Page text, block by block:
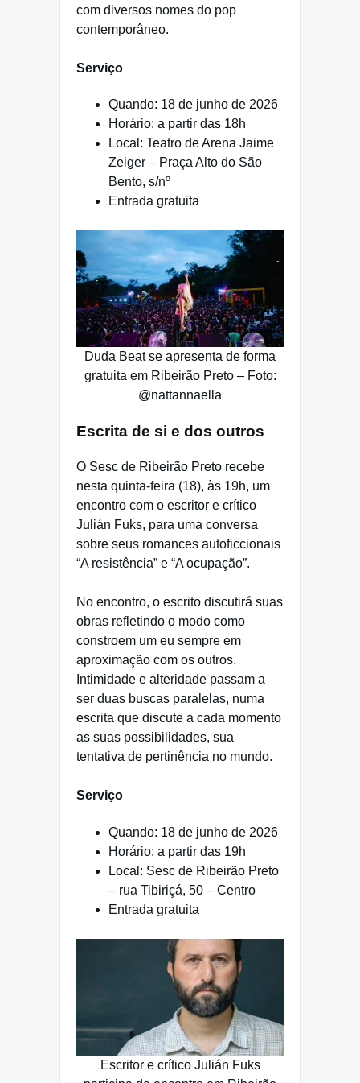
com diversos nomes do pop
contemporâneo.
Serviço
Quando: 18 de junho de 2026
Horário: a partir das 18h
Local: Teatro de Arena Jaime
Zeiger – Praça Alto do São
Bento, s/nº
Entrada gratuita
Duda Beat se apresenta de forma
gratuita em Ribeirão Preto – Foto:
@nattannaella
Escrita de si e dos outros
O Sesc de Ribeirão Preto recebe
nesta quinta-feira (18), às 19h, um
encontro com o escritor e crítico
Julián Fuks, para uma conversa
sobre seus romances autoficcionais
“A resistência” e “A ocupação”.
No encontro, o escrito discutirá suas
obras refletindo o modo como
constroem um eu sempre em
aproximação com os outros.
Intimidade e alteridade passam a
ser duas buscas paralelas, numa
escrita que discute a cada momento
as suas possibilidades, sua
tentativa de pertinência no mundo.
Serviço
Quando: 18 de junho de 2026
Horário: a partir das 19h
Local: Sesc de Ribeirão Preto
– rua Tibiriçá, 50 – Centro
Entrada gratuita
Escritor e crítico Julián Fuks